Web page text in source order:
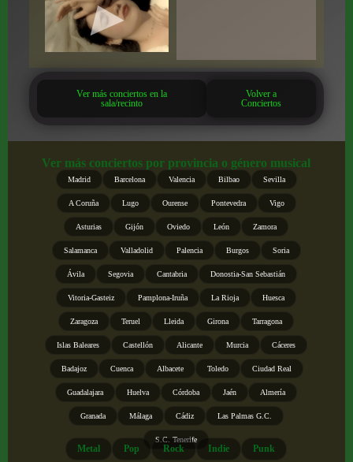
Ver más conciertos en la
sala/recinto
Volver a
Conciertos
Ver más conciertos por provincia o género musical
Madrid Barcelona Valencia Bilbao Sevilla
A Coruña Lugo Ourense Pontevedra Vigo
Asturias Gijón Oviedo León Zamora
Salamanca Valladolid Palencia Burgos Soria
Ávila Segovia Cantabria Donostia-San Sebastián
Vitoria-Gasteiz Pamplona-Iruña La Rioja Huesca
Zaragoza Teruel Lleida Girona Tarragona
Islas Baleares Castellón Alicante Murcia Cáceres
Badajoz Cuenca Albacete Toledo Ciudad Real
Guadalajara Huelva Córdoba Jaén Almería
Granada Málaga Cádiz Las Palmas G.C.
S.C. Tenerife
Metal Pop Rock Indie Punk